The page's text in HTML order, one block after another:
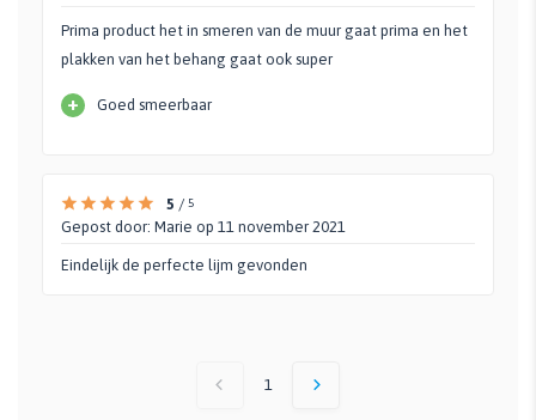
Prima product het in smeren van de muur gaat prima en het
plakken van het behang gaat ook super
+ Goed smeerbaar
5 / 5
Gepost door: Marie op 11 november 2021
Eindelijk de perfecte lijm gevonden
1